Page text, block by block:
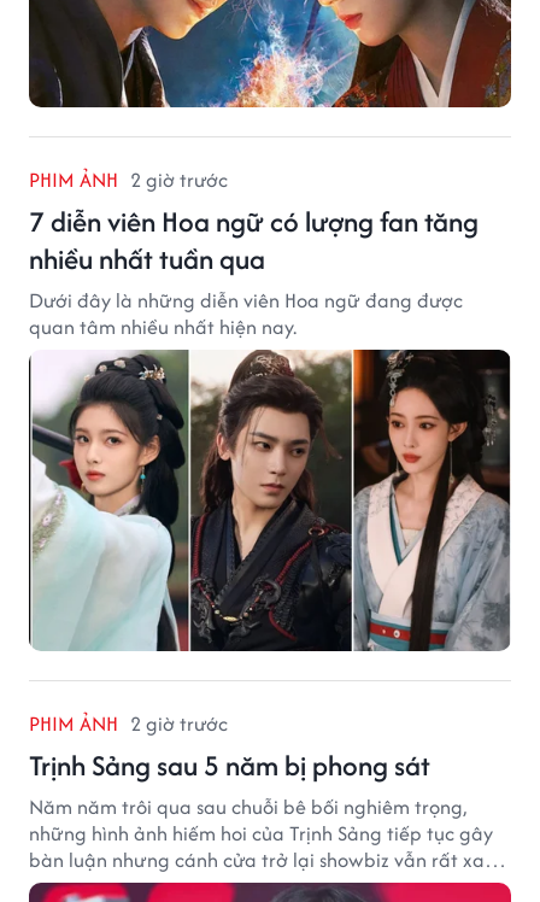
PHIM ẢNH 2 giờ trước
7 diễn viên Hoa ngữ có lượng fan tăng
nhiều nhất tuần qua
Dưới đây là những diễn viên Hoa ngữ đang được
quan tâm nhiều nhất hiện nay.
PHIM ẢNH 2 giờ trước
Trịnh Sảng sau 5 năm bị phong sát
Năm năm trôi qua sau chuỗi bê bối nghiêm trọng,
những hình ảnh hiếm hoi của Trịnh Sảng tiếp tục gây
bàn luận nhưng cánh cửa trở lại showbiz vẫn rất xa
vời.